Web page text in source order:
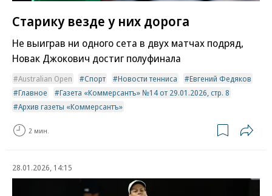
Старику везде у них дорога
Не выиграв ни одного сета в двух матчах подряд,
Новак Джокович достиг полуфинала
Australian Open Спорт Новости тенниса
Евгений Федяков
Главное
Газета «Коммерсантъ» №14 от 29.01.2026, стр. 8
Архив газеты «Коммерсантъ»
2 мин.
28.01.2026, 14:15